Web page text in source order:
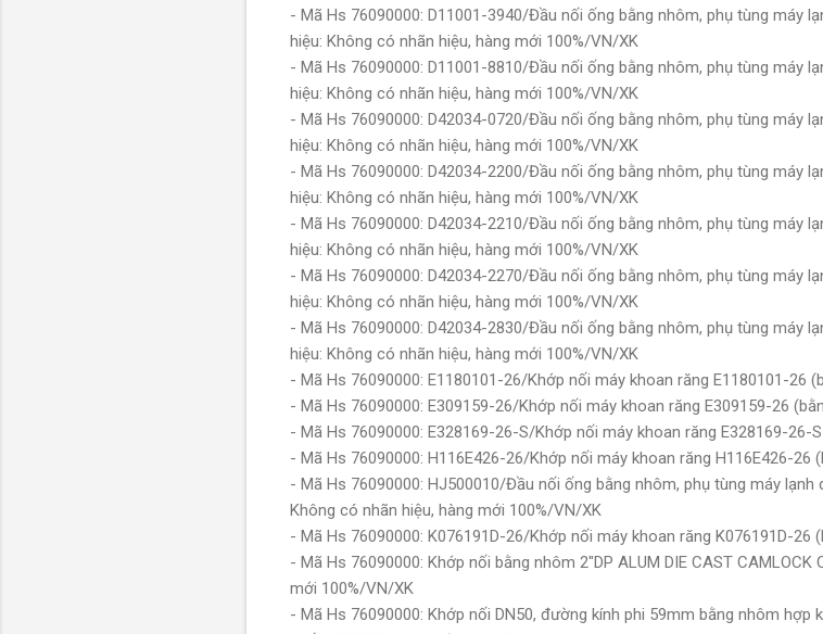
- Mã Hs 76090000: D11001-3940/Đầu nối ống bằng nhôm, phụ tùng máy
hiệu: Không có nhãn hiệu, hàng mới 100%/VN/XK
- Mã Hs 76090000: D11001-8810/Đầu nối ống bằng nhôm, phụ tùng máy
hiệu: Không có nhãn hiệu, hàng mới 100%/VN/XK
- Mã Hs 76090000: D42034-0720/Đầu nối ống bằng nhôm, phụ tùng máy
hiệu: Không có nhãn hiệu, hàng mới 100%/VN/XK
- Mã Hs 76090000: D42034-2200/Đầu nối ống bằng nhôm, phụ tùng máy
hiệu: Không có nhãn hiệu, hàng mới 100%/VN/XK
- Mã Hs 76090000: D42034-2210/Đầu nối ống bằng nhôm, phụ tùng máy
hiệu: Không có nhãn hiệu, hàng mới 100%/VN/XK
- Mã Hs 76090000: D42034-2270/Đầu nối ống bằng nhôm, phụ tùng máy
hiệu: Không có nhãn hiệu, hàng mới 100%/VN/XK
- Mã Hs 76090000: D42034-2830/Đầu nối ống bằng nhôm, phụ tùng máy
hiệu: Không có nhãn hiệu, hàng mới 100%/VN/XK
- Mã Hs 76090000: E1180101-26/Khớp nối máy khoan răng E1180101-26
- Mã Hs 76090000: E309159-26/Khớp nối máy khoan răng E309159-26
- Mã Hs 76090000: E328169-26-S/Khớp nối máy khoan răng E328169-26-
- Mã Hs 76090000: H116E426-26/Khớp nối máy khoan răng H116E426-26
- Mã Hs 76090000: HJ500010/Đầu nối ống bằng nhôm, phụ tùng máy lạnh
Không có nhãn hiệu, hàng mới 100%/VN/XK
- Mã Hs 76090000: K076191D-26/Khớp nối máy khoan răng K076191D-26
- Mã Hs 76090000: Khớp nối bằng nhôm 2"DP ALUM DIE CAST CAMLOCK
mới 100%/VN/XK
- Mã Hs 76090000: Khớp nối DN50, đường kính phi 59mm bằng nhôm hợp